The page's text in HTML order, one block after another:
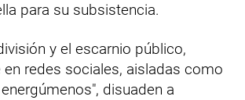
para su subsistencia.
y el escarnio público,
redes sociales, aisladas como
disuaden a